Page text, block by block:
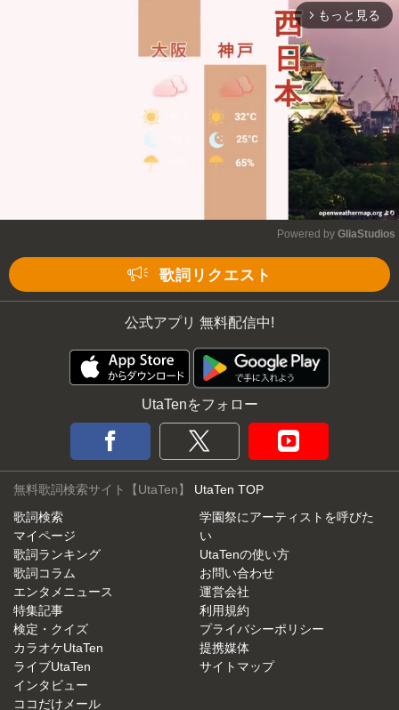
arrow_forward_ios もっと見る
Powered by GliaStudios
歌詞リクエスト
公式アプリ 無料配信中!
UtaTenをフォロー
無料歌詞検索サイト【UtaTen】 UtaTen TOP
歌詞検索
マイページ
歌詞ランキング
歌詞コラム
エンタメニュース
特集記事
検定・クイズ
カラオケUtaTen
ライブUtaTen
インタビュー
ココだけメール
学園祭にアーティストを呼びた
い
UtaTenの使い方
お問い合わせ
運営会社
利用規約
プライバシーポリシー
提携媒体
サイトマップ